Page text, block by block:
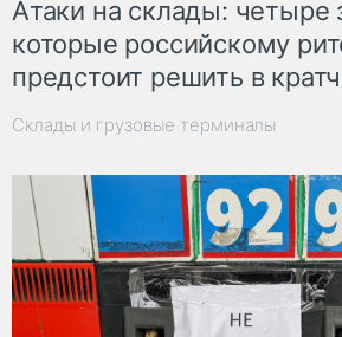
Атаки на склады: четыре
которые российскому
предстоит решить в
Склады и грузовые терминалы